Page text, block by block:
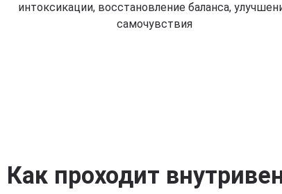
интоксикации, восстановление баланса,
самочувствия
Как проходит